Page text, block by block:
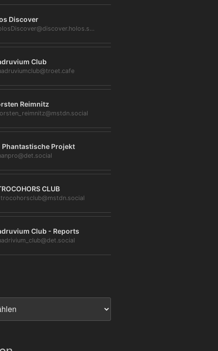
Discover
@HolosDiscover@discover.holos.social
Club
Reimnitz
Phantastische Projekt
CLUB
Club - Reports